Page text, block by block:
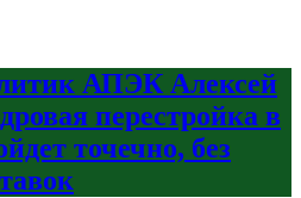
АПЭК Алексей
перестройка в
точечно, без